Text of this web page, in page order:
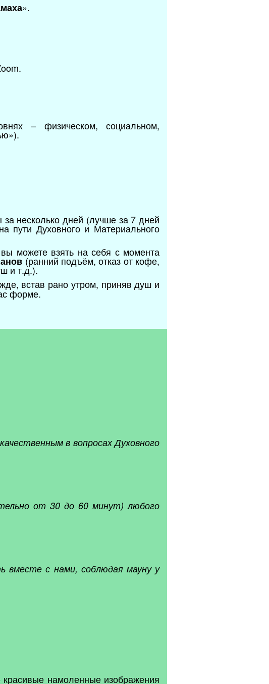
».
– физическом, социальном,
несколько дней (лучше за 7 дней
пути Духовного и Материального
можете взять на себя с момента
(ранний подъём, отказ от кофе,
и т.д.).
встав рано утром, приняв душ и
форме.
в вопросах Духовного
от 30 до 60 минут) любого
вместе с нами, соблюдая мауну у
намоленные изображения